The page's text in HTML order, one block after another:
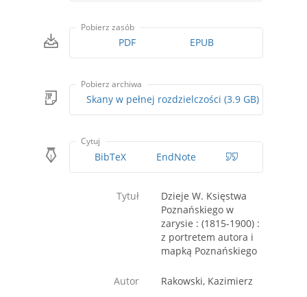
Pobierz zasób
PDF EPUB
Pobierz archiwa
Skany w pełnej rozdzielczości (3.9 GB)
Cytuj
BibTeX EndNote
Tytuł
Dzieje W. Księstwa
Poznańskiego w
zarysie : (1815-1900) :
z portretem autora i
mapką Poznańskiego
Autor Rakowski, Kazimierz